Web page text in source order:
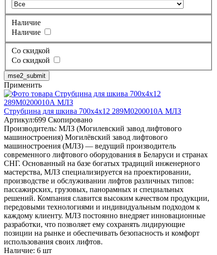
Наличие
Наличие
Со скидкой
Со скидкой
mse2_submit
Применить
Струбцина для шкива 700х4х12 289М0200010А МЛЗ
Артикул:699 Скопировано
Производитель: МЛЗ (Могилевский завод лифтового
машиностроения) Могилёвский завод лифтового
машиностроения (МЛЗ) — ведущий производитель
современного лифтового оборудования в Беларуси и странах
СНГ. Основанный на базе богатых традиций инженерного
мастерства, МЛЗ специализируется на проектировании,
производстве и обслуживании лифтов различных типов:
пассажирских, грузовых, панорамных и специальных
решений. Компания славится высоким качеством продукции,
передовыми технологиями и индивидуальным подходом к
каждому клиенту. МЛЗ постоянно внедряет инновационные
разработки, что позволяет ему сохранять лидирующие
позиции на рынке и обеспечивать безопасность и комфорт
использования своих лифтов.
Наличие: 6 шт